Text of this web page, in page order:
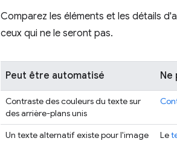
Comparez les éléments et les détails
ceux qui ne le seront pas.
Peut être automatisé Ne
Contraste des couleurs du texte sur
des arrière-plans unis
Un texte alternatif existe pour l'image Le